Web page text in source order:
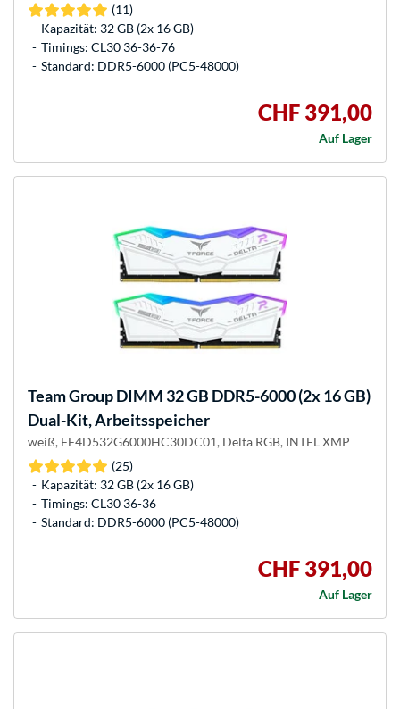
(11)
Kapazität: 32 GB (2x 16 GB)
Timings: CL30 36-36-76
Standard: DDR5-6000 (PC5-48000)
CHF 391,00
Auf Lager
Team GroupDIMM 32 GB DDR5-6000 (2x 16 GB)
Dual-Kit, Arbeitsspeicher
weiß, FF4D532G6000HC30DC01, Delta RGB, INTEL XMP
(25)
Kapazität: 32 GB (2x 16 GB)
Timings: CL30 36-36
Standard: DDR5-6000 (PC5-48000)
CHF 391,00
Auf Lager